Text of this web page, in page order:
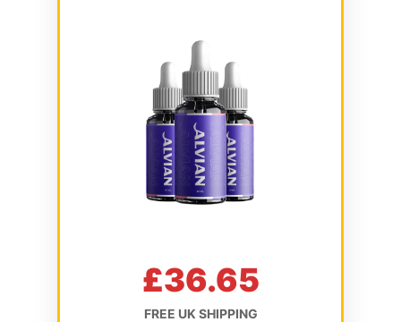
£36.65
FREE UK SHIPPING